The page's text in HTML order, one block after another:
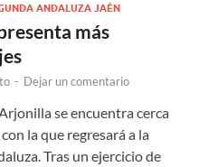
ANDALUZA JAÉN
más
- Dejar un comentario
se encuentra cerca
la que regresará a la
Tras un ejercicio de